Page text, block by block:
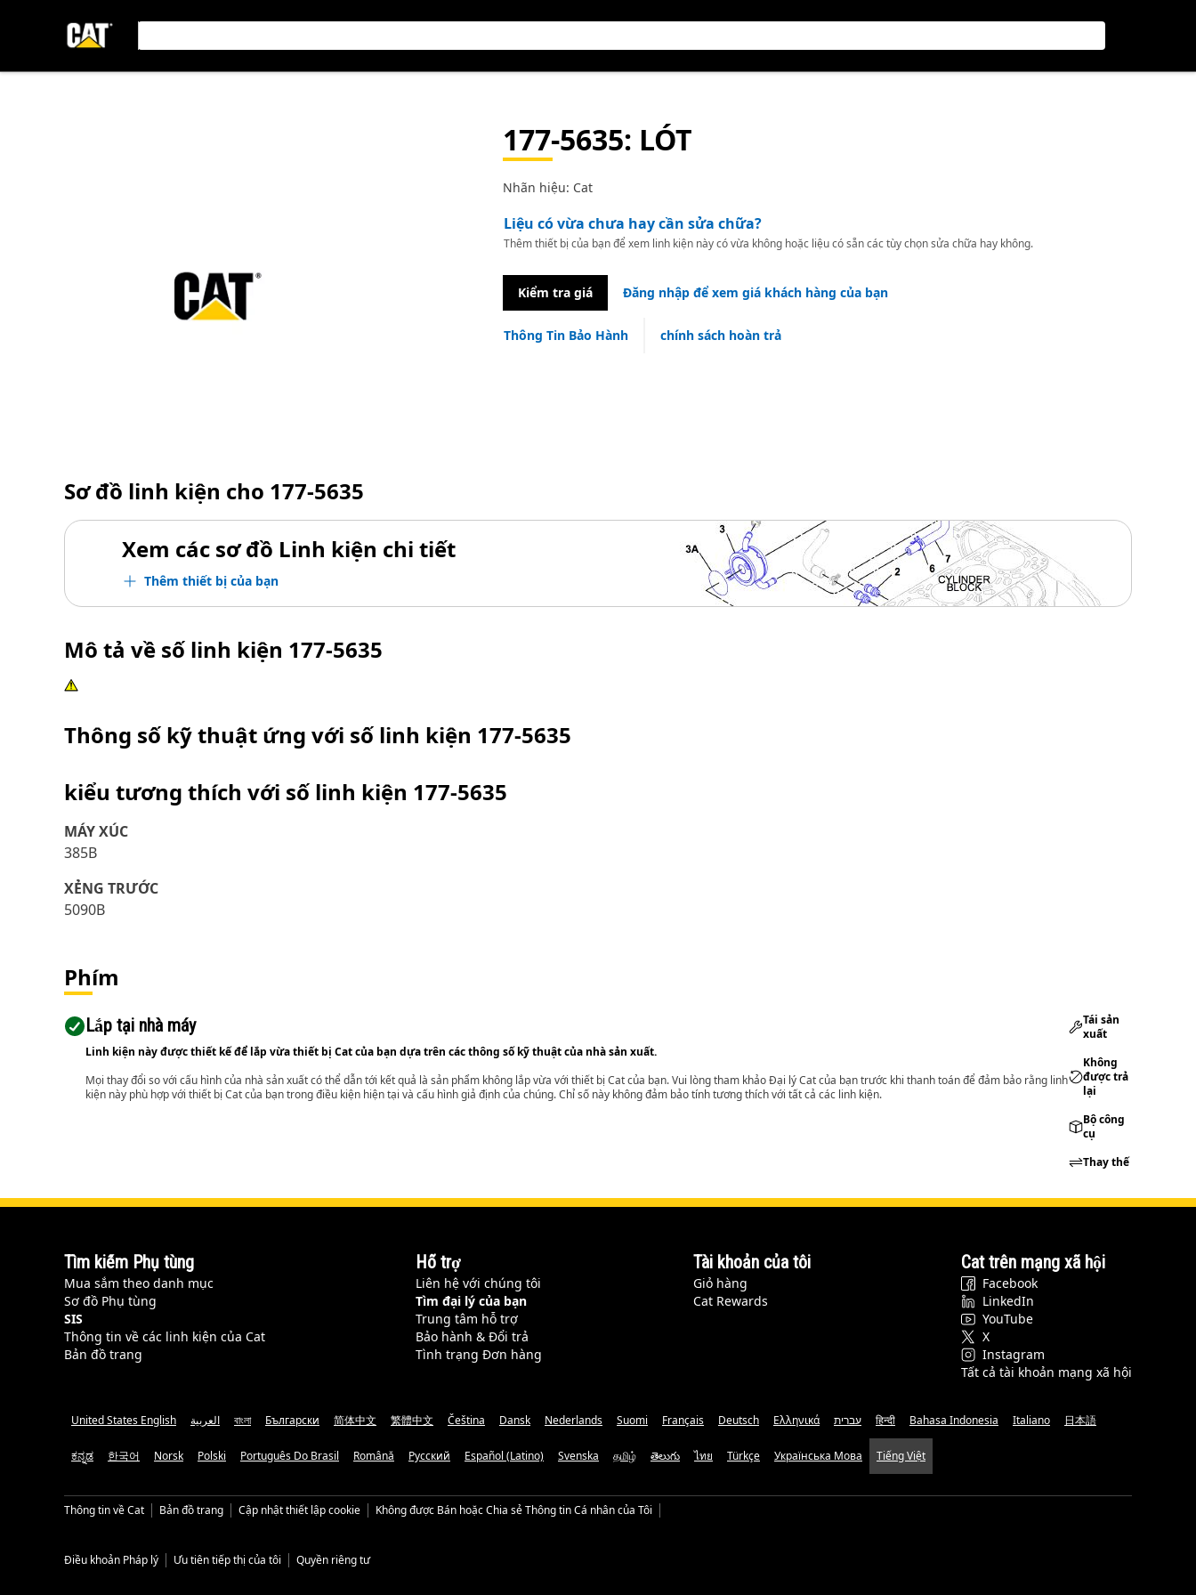
177-5635: LÓT
Nhãn hiệu: Cat
Liệu có vừa chưa hay cần sửa chữa?
Thêm thiết bị của bạn để xem linh kiện này có vừa không hoặc liệu có sẵn các tùy chọn sửa chữa hay không.
Kiểm tra giá Đăng nhập để xem giá khách hàng của bạn
Thông Tin Bảo Hành chính sách hoàn trả
Sơ đồ linh kiện cho 177-5635
Xem các sơ đồ Linh kiện chi tiết
Thêm thiết bị của bạn
Mô tả về số linh kiện 177-5635
Thông số kỹ thuật ứng với số linh kiện 177-5635
kiểu tương thích với số linh kiện 177-5635
MÁY XÚC
385B
XẺNG TRƯỚC
5090B
Phím
Lắp tại nhà máy
Linh kiện này được thiết kế để lắp vừa thiết bị Cat của bạn dựa trên các thông số kỹ thuật của nhà sản xuất.
Mọi thay đổi so với cấu hình của nhà sản xuất có thể dẫn tới kết quả là sản phẩm không lắp vừa với thiết bị Cat của bạn. Vui lòng tham khảo Đại lý Cat của bạn trước khi thanh toán để đảm bảo rằng linh
kiện này phù hợp với thiết bị Cat của bạn trong điều kiện hiện tại và cấu hình giả định của chúng. Chỉ số này không đảm bảo tính tương thích với tất cả các linh kiện.
Tái sản
xuất
Không
được trả
lại
Bộ công
cụ
Thay thế
Tìm kiếm Phụ tùng
Mua sắm theo danh mục
Sơ đồ Phụ tùng
SIS
Thông tin về các linh kiện của Cat
Bản đồ trang
Hỗ trợ
Liên hệ với chúng tôi
Tìm đại lý của bạn
Trung tâm hỗ trợ
Bảo hành & Đổi trả
Tình trạng Đơn hàng
Tài khoản của tôi
Giỏ hàng
Cat Rewards
Cat trên mạng xã hội
Facebook
LinkedIn
YouTube
X
Instagram
Tất cả tài khoản mạng xã hội
United States English العربية বাংলা Български 简体中文 繁體中文 Čeština Dansk Nederlands Suomi Français Deutsch Ελληνικά עברית हिन्दी Bahasa Indonesia Italiano 日本語
ಕನ್ನಡ 한국어 Norsk Polski Português Do Brasil Română Русский Español (Latino) Svenska தமிழ் తెలుగు ไทย Türkçe Українська Мова Tiếng Việt
Thông tin về Cat Bản đồ trang Cập nhật thiết lập cookie Không được Bán hoặc Chia sẻ Thông tin Cá nhân của Tôi
Điều khoản Pháp lý Ưu tiên tiếp thị của tôi Quyền riêng tư